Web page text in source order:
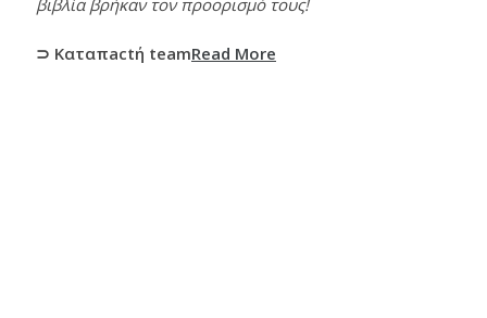
⊃ Καταπactή teamRead More